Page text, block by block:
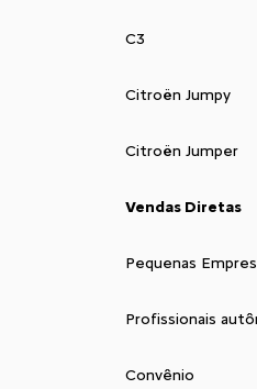
C3
Citroën Jumpy
Citroën Jumper
Vendas Diretas
Pequenas
Profissionais
Convênio